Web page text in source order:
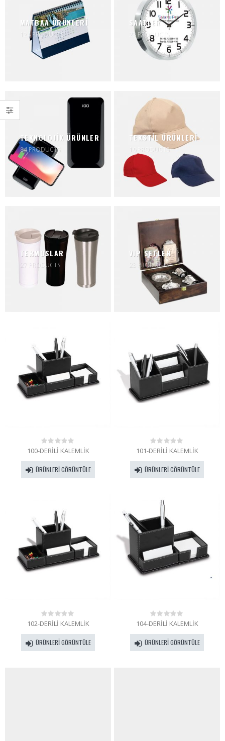
MATBAA ÜRÜNLERİ
124PRODUCTS
SAATLER
23 PRODUCTS
TEKNOLOJİK ÜRÜNLER
84PRODUCTS
TEKSTİL ÜRÜNLERİ
16 PRODUCTS
TERMOSLAR
27 PRODUCTS
VIP SETLER
23 PRODUCTS
0
5
100-DERİLİ KALEMLİK
ÜRÜNLERI GÖRÜNTÜLE
0
5
101-DERİLİ KALEMLİK
ÜRÜNLERI GÖRÜNTÜLE
0
5
102-DERİLİ KALEMLİK
ÜRÜNLERI GÖRÜNTÜLE
0
5
104-DERİLİ KALEMLİK
ÜRÜNLERI GÖRÜNTÜLE